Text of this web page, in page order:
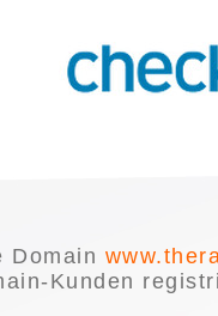
Domain
Kunden